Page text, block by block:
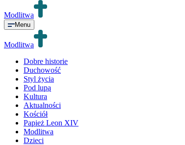
Modlitwa
Menu
Modlitwa
Dobre historie
Duchowość
Styl życia
Pod lupą
Kultura
Aktualności
Kościół
Papież Leon XIV
Modlitwa
Dzieci